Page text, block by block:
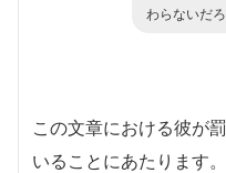
わらないだろ
この文章における彼が
いることにあたります